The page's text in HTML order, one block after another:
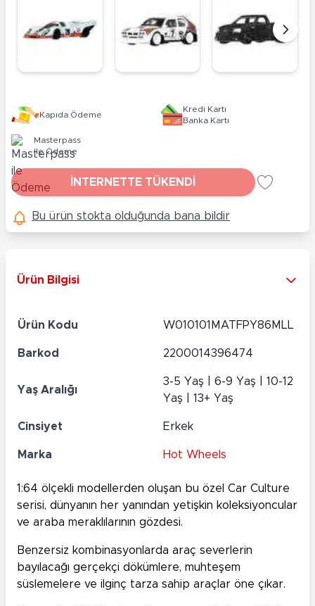
Kapıda Ödeme
Kredi Kartı
Banka Kartı
Masterpass
ile Ödeme
İNTERNETTE TÜKENDİ
Bu ürün stokta olduğunda bana bildir
Ürün Bilgisi
Ürün Kodu W010101MATFPY86MLL
Barkod 2200014396474
Yaş Aralığı
3-5 Yaş | 6-9 Yaş | 10-12
Yaş | 13+ Yaş
Cinsiyet Erkek
Marka Hot Wheels
1:64 ölçekli modellerden oluşan bu özel Car Culture
serisi, dünyanın her yanından yetişkin koleksiyoncular
ve araba meraklılarının gözdesi.
Benzersiz kombinasyonlarda araç severlerin
bayılacağı gerçekçi dökümlere, muhteşem
süslemelere ve ilginç tarza sahip araçlar öne çıkar.